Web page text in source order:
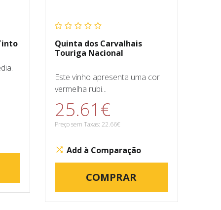
Quinta dos Carvalhais
Touriga Nacional
Este vinho apresenta uma cor
vermelha rubi...
25.61€
Preço sem Taxas: 22.66€
Add à Comparação
COMPRAR